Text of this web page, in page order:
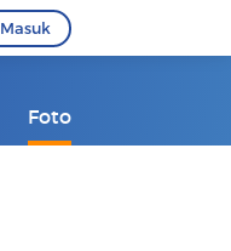
Masuk
Foto